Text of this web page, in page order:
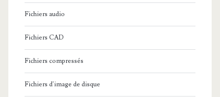
Fichiers audio
Fichiers CAD
Fichiers compressés
Fichiers d'image de disque